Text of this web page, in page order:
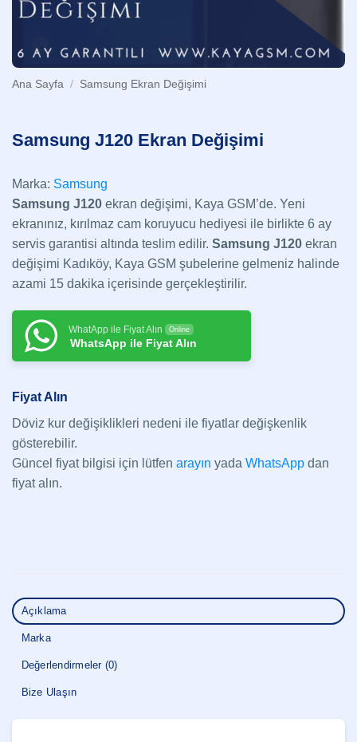
Ana Sayfa / Samsung Ekran Değişimi
Samsung J120 Ekran Değişimi
Marka: Samsung
Samsung J120 ekran değişimi, Kaya GSM’de. Yeni
ekranınız, kırılmaz cam koruyucu hediyesi ile birlikte 6 ay
servis garantisi altında teslim edilir. Samsung J120 ekran
değişimi Kadıköy, Kaya GSM şubelerine gelmeniz halinde
azami 15 dakika içerisinde gerçekleştirilir.
WhatApp ile Fiyat Alın Online
WhatsApp ile Fiyat Alın
Fiyat Alın
Döviz kur değişiklikleri nedeni ile fiyatlar değişkenlik
gösterebilir.
Güncel fiyat bilgisi için lütfen arayın yada WhatsApp dan
fiyat alın.
Açıklama
Marka
Değerlendirmeler (0)
Bize Ulaşın